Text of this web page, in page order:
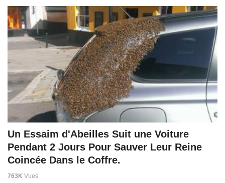
Un Essaim d'Abeilles Suit une Voiture
Pendant 2 Jours Pour Sauver Leur Reine
Coincée Dans le Coffre.
763K Vues